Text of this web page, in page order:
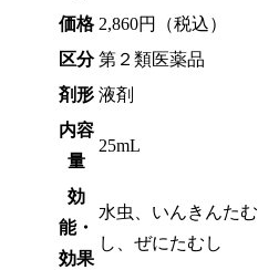
価格 2,860円（税込）
区分 第２類医薬品
剤形 液剤
内容
量
25mL
効
能・
効果
水虫、いんきんたむ
し、ぜにたむし